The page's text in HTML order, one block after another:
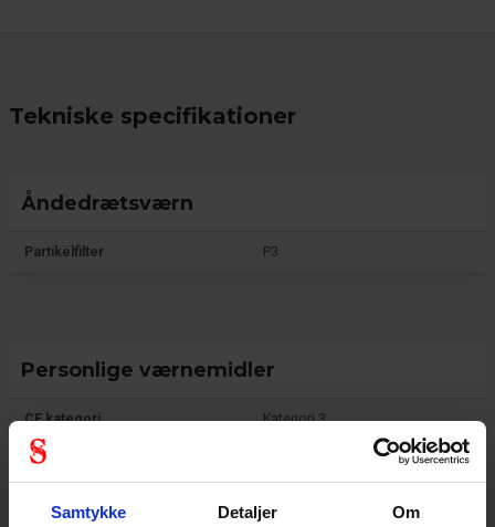
Samtykke Detaljer Om
Tekniske specifikationer
Åndedrætsværn
Partikelfilter P3
Personlige værnemidler
CE kategori Kategori 3